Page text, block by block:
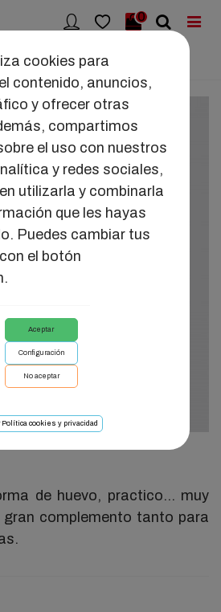
cookies para
contenido, anuncios,
y ofrecer otras
compartimos
el uso con nuestros
y redes sociales,
utilizarla y combinarla
que les hayas
Puedes cambiar tus
el botón
Aceptar
Configuración
No aceptar
Política cookies y privacidad
0
> TENGA EGG
de huevo, practico... muy
complemento tanto para